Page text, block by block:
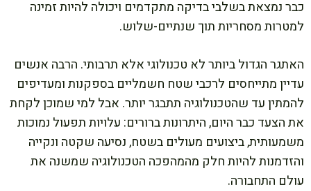
כבר נמצאת בשלבי בדיקה מתקדמים ויכולה להיות זמינה
למטרות מסחריות תוך שנתיים-שלוש.
האתגר הגדול ביותר לא טכנולוגי אלא תרבותי. הרבה אנשים
עדיין מתייחסים לרכבי שטח חשמליים בספקנות ומעדיפים
להמתין עד שהטכנולוגיה תתבגר יותר. אבל למי שמוכן לקחת
את הצעד כבר היום, היתרונות ברורים: עלויות תפעול נמוכות
משמעותית, ביצועים מעולים בשטח, נסיעה שקטה ונקייה
והזדמנות להיות חלק מהמהפכה הטכנולוגיה שמשנה את
עולם התחבורה.